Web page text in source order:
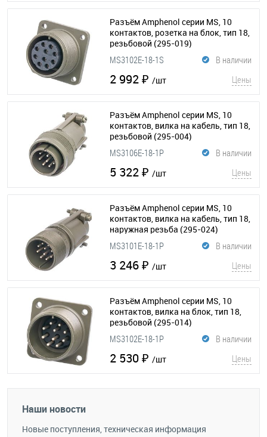
Разъём Amphenol серии MS, 10
контактов, розетка на блок, тип 18,
резьбовой (295-019)
В наличии
MS3102E-18-1S
2 992 ₽ /шт Цены
Разъём Amphenol серии MS, 10
контактов, вилка на кабель, тип 18,
резьбовой (295-004)
В наличии
MS3106E-18-1P
5 322 ₽ /шт Цены
Разъём Amphenol серии MS, 10
контактов, вилка на кабель, тип 18,
наружная резьба (295-024)
В наличии
MS3101E-18-1P
3 246 ₽ /шт Цены
Разъём Amphenol серии MS, 10
контактов, вилка на блок, тип 18,
резьбовой (295-014)
В наличии
MS3102E-18-1P
2 530 ₽ /шт Цены
Наши новости
Новые поступления, техническая информация